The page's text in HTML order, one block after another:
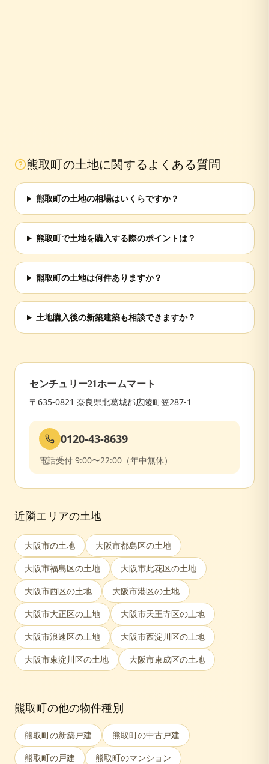
熊取町の土地に関するよくある質問
熊取町の土地の相場はいくらですか？
熊取町で土地を購入する際のポイントは？
熊取町の土地は何件ありますか？
土地購入後の新築建築も相談できますか？
センチュリー21ホームマート
〒635-0821 奈良県北葛城郡広陵町笠287-1
0120-43-8639
電話受付 9:00〜22:00（年中無休）
近隣エリアの土地
大阪市の土地 大阪市都島区の土地
大阪市福島区の土地 大阪市此花区の土地
大阪市西区の土地 大阪市港区の土地
大阪市大正区の土地 大阪市天王寺区の土地
大阪市浪速区の土地 大阪市西淀川区の土地
大阪市東淀川区の土地 大阪市東成区の土地
熊取町 の他の物件種別
熊取町の新築戸建 熊取町の中古戸建
熊取町の戸建 熊取町のマンション